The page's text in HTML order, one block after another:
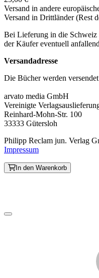
Versand in andere
Versand in Drittländer (Rest
Bei Lieferung in die Schweiz
der Käufer eventuell
Versandadresse
Die Bücher werden
arvato media GmbH
Vereinigte
Reinhard-Mohn-Str. 100
33333 Gütersloh
Philipp Reclam jun. Verlag
Impressum
In den Warenkorb